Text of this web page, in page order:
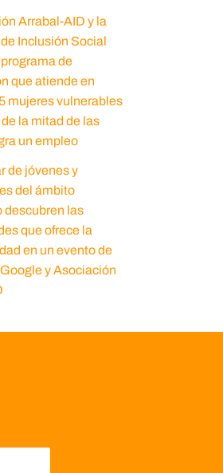
Arrabal-AID y la
Inclusión Social
de
que atiende en
mujeres vulnerables
la mitad de las
un empleo
de jóvenes y
del ámbito
descubren las
que ofrece la
en un evento de
y Asociación